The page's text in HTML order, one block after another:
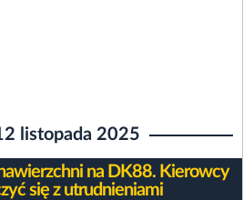
listopada 2025
na DK88. Kierowcy
się z utrudnieniami